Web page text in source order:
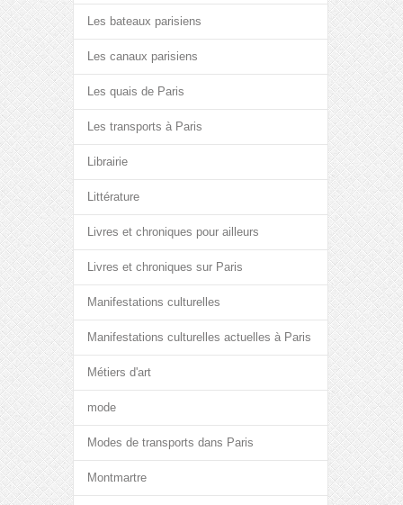
Les bateaux parisiens
Les canaux parisiens
Les quais de Paris
Les transports à Paris
Librairie
Littérature
Livres et chroniques pour ailleurs
Livres et chroniques sur Paris
Manifestations culturelles
Manifestations culturelles actuelles à Paris
Métiers d'art
mode
Modes de transports dans Paris
Montmartre